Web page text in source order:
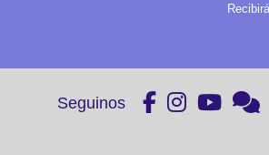
Seguinos